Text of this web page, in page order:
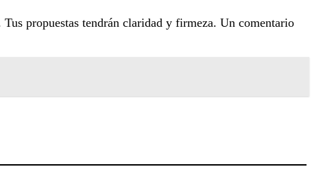
propuestas tendrán claridad y firmeza. Un comentario